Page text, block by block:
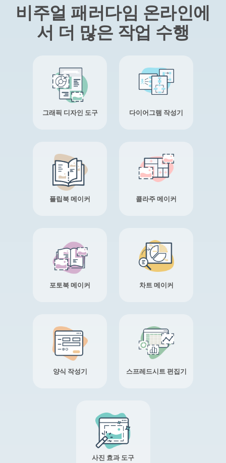
비주얼 패러다임 온라인에
서 더 많은 작업 수행
그래픽 디자인 도구 다이어그램 작성기
플립북 메이커 콜라주 메이커
포토북 메이커 차트 메이커
양식 작성기 스프레드시트 편집기
사진 효과 도구